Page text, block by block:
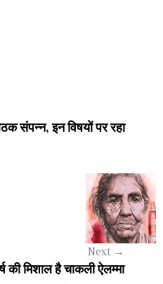
संपन्न, इन विषयों पर रहा
Next →
की मिशाल है चाकली ऐलम्मा